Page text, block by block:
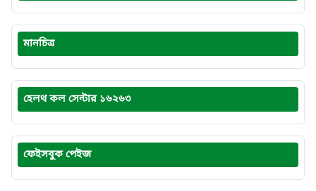
মানচিত্র
হেলথ কল সেন্টার ১৬২৬৩
ফেইসবুক পেইজ